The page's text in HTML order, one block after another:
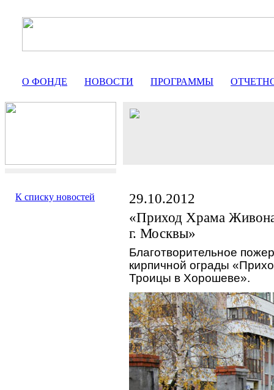
О ФОНДЕ НОВОСТИ ПРОГРАММЫ
К списку новостей
29.10.2012
«Приход Храма
г. Москвы»
Благотворительное
кирпичной ограды
Троицы в Хорошеве».